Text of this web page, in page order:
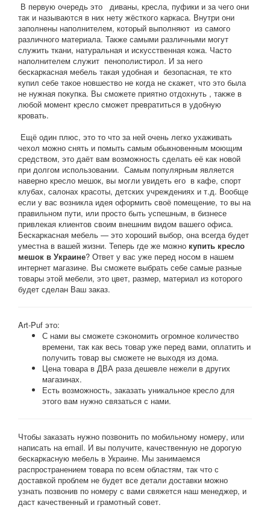
В первую очередь это диваны, кресла, пуфики и за чего они
так и называются в них нету жёсткого каркаса. Внутри они
заполнены наполнителем, который выполняют из самого
различного материала. Также самыми различными могут
служить ткани, натуральная и искусственная кожа. Часто
наполнителем служит пенополистирол. И за него
бескаркасная мебель такая удобная и безопасная, те кто
купил себе такое новшество не когда не скажет, что это была
не нужная покупка. Вы сможете приятно отдохнуть , также в
любой момент кресло сможет превратиться в удобную
кровать.
Ещё один плюс, это то что за ней очень легко ухаживать
чехол можно снять и помыть самым обыкновенным моющим
средством, это даёт вам возможность сделать её как новой
при долгом использовании. Самым популярным является
наверно кресло мешок, вы могли увидеть его в кафе, спорт
клубах, салонах красоты, детских учреждениях и т.д. Вообще
если у вас возникла идея оформить своё помещение, то вы на
правильном пути, или просто быть успешным, в бизнесе
привлекая клиентов своим внешним видом вашего офиса.
Бескаркасная мебель — это хороший выбор, она всегда будет
уместна в вашей жизни. Теперь где же можно купить кресло
мешок в Украине? Ответ у вас уже перед носом в нашем
интернет магазине. Вы сможете выбрать себе самые разные
товары этой мебели, это цвет, размер, материал из которого
будет сделан Ваш заказ.
Art-Puf это:
С нами вы сможете сэкономить огромное количество
времени, так как весь товар уже перед вами, оплатить и
получить товар вы сможете не выходя из дома.
Цена товара в ДВА раза дешевле нежели в других
магазинах.
Есть возможность, заказать уникальное кресло для
этого вам нужно связаться с нами.
Чтобы заказать нужно позвонить по мобильному номеру, или
написать на email. И вы получите, качественную не дорогую
бескаркасную мебель в Украине. Мы занимаемся
распространением товара по всем областям, так что с
доставкой проблем не будет все детали доставки можно
узнать позвонив по номеру с вами свяжется наш менеджер, и
даст качественный и грамотный совет.